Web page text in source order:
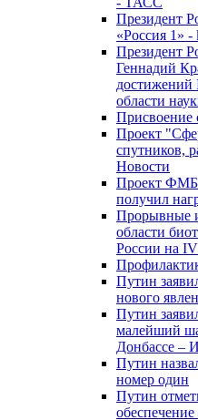
Президент
«Россия 1» -
Президент
Геннадий
достижений
области
Проект
спутников,
Новости
Проект
получил
Прорывные
области
России на
Путин
нового
Путин
малейший
Донбассе –
Путин
номер один
Путин